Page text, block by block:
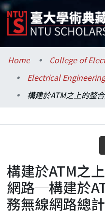
Communities &
Research Outputs
Statistics
Home
構建於ATM之
網路─構建於
務無線網路總